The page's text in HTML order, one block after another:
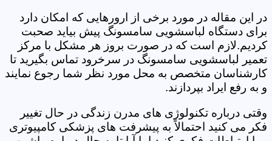
در این مقاله در مورد برخی از ارورهایی که امکان دارد
برای دستگاه لباسشویی سامسونگ پیش بیاید صحبت
کردیم.لازم است که در صورت بروز هر مشکل با مرکز
تعمیر لباسشویی سامسونگ در سرخرود تماس بگیرید تا
کارشناسان متخصص به محل مورد نظر شما رجوع نمایند
و به رفع ایراد بپردازند.
وقتی درباره تکنولوژی های مدرن زندگی در حال تغییر
فکر می کنید احتمالاً به پیشرفت های پزشکی کامپیوتری